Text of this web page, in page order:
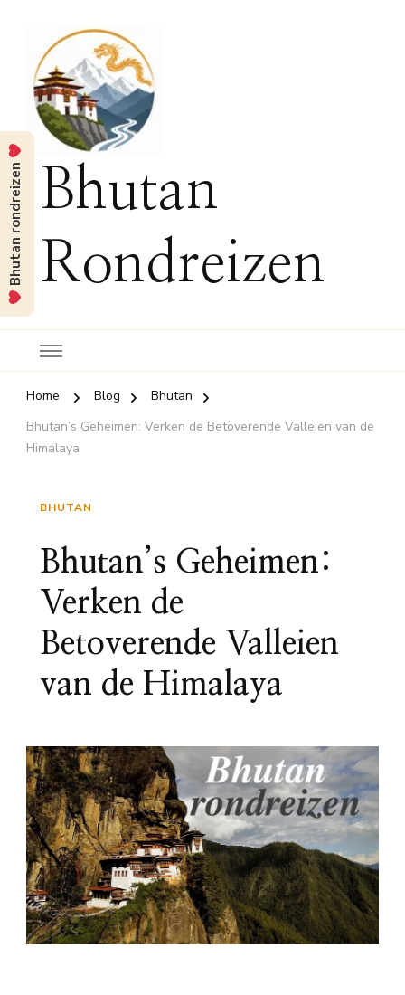
Bhutan
Rondreizen
Home Blog
Bhutan
Bhutan’s Geheimen: Verken de Betoverende Valleien van de
Himalaya
BHUTAN
Bhutan’s Geheimen:
Verken de
Betoverende Valleien
van de Himalaya
Bhutan rondreizen